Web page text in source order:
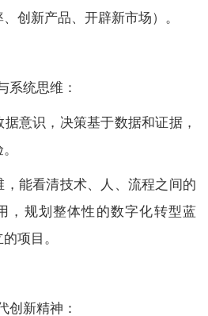
、创新产品、开辟新市场）。
统思维：
意识，决策基于数据和证据，
能看清技术、人、流程之间的
，规划整体性的数字化转型蓝
项目。
新精神：